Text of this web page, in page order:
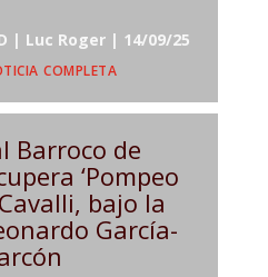
| Luc Roger | 14/09/25
completa
Barroco de
‘Pompeo
bajo la
García-